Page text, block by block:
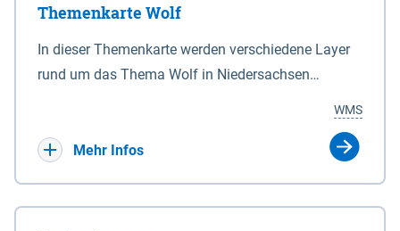
mit Sperrvorrichtungen in Tidegewässern, die dem
Schutz eines Gebietes vor erhöhten Tiden, vor allem
vor Sturmfluten, zu dienen bestimmt sind (§2 Abs.3
Eigenschaft eines Sperrwerkes durch Widmung, die
die Deichbehörde durch Verordnung ausspricht.
Themenkarte Wolf
In dieser Themenkarte werden verschiedene Layer
rund um das Thema Wolf in Niedersachsen
sowie Status der bestehenden Wolfsterritorien im
laufenden Monitoringjahr.
WMS
Mehr Infos